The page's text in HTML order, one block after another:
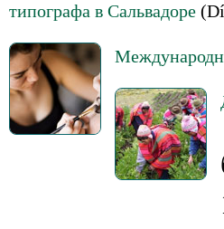
типографа в Сальвадоре